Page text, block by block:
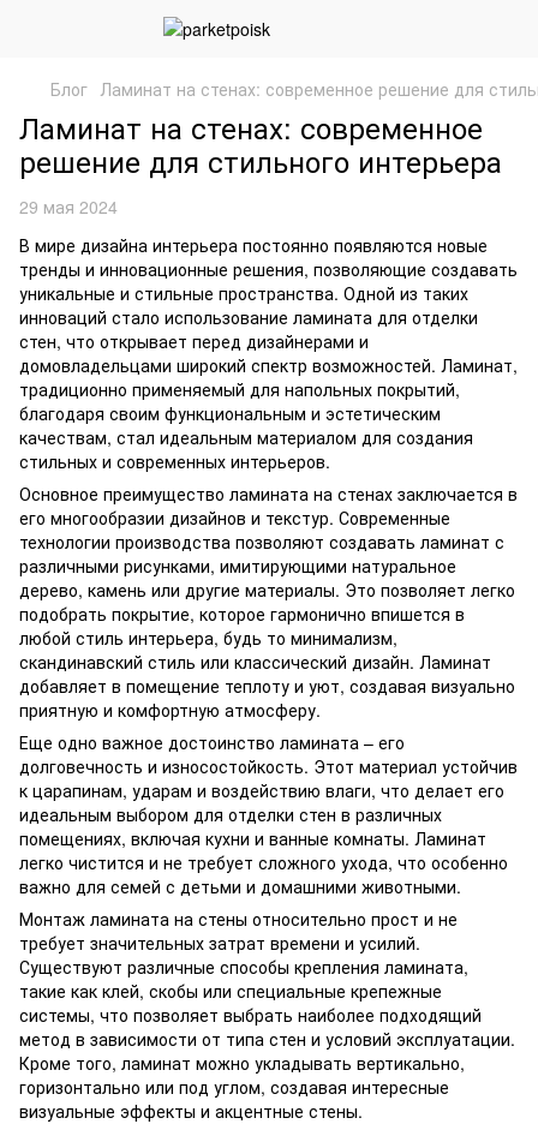
Блог Ламинат на стенах: современное решение для
Ламинат на стенах: современное
решение для стильного интерьера
29 мая 2024
В мире дизайна интерьера постоянно появляются новые
тренды и инновационные решения, позволяющие создавать
уникальные и стильные пространства. Одной из таких
инноваций стало использование ламината для отделки
стен, что открывает перед дизайнерами и
домовладельцами широкий спектр возможностей. Ламинат,
традиционно применяемый для напольных покрытий,
благодаря своим функциональным и эстетическим
качествам, стал идеальным материалом для создания
стильных и современных интерьеров.
Основное преимущество ламината на стенах заключается в
его многообразии дизайнов и текстур. Современные
технологии производства позволяют создавать ламинат с
различными рисунками, имитирующими натуральное
дерево, камень или другие материалы. Это позволяет легко
подобрать покрытие, которое гармонично впишется в
любой стиль интерьера, будь то минимализм,
скандинавский стиль или классический дизайн. Ламинат
добавляет в помещение теплоту и уют, создавая визуально
приятную и комфортную атмосферу.
Еще одно важное достоинство ламината – его
долговечность и износостойкость. Этот материал устойчив
к царапинам, ударам и воздействию влаги, что делает его
идеальным выбором для отделки стен в различных
помещениях, включая кухни и ванные комнаты. Ламинат
легко чистится и не требует сложного ухода, что особенно
важно для семей с детьми и домашними животными.
Монтаж ламината на стены относительно прост и не
требует значительных затрат времени и усилий.
Существуют различные способы крепления ламината,
такие как клей, скобы или специальные крепежные
системы, что позволяет выбрать наиболее подходящий
метод в зависимости от типа стен и условий эксплуатации.
Кроме того, ламинат можно укладывать вертикально,
горизонтально или под углом, создавая интересные
визуальные эффекты и акцентные стены.